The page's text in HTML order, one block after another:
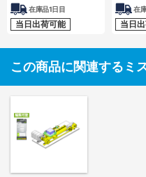
在庫品1日目
当日出荷可能
在
当日
この商品に関連するミ